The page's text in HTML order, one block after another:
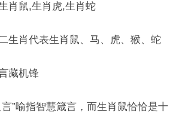
肖鼠,生肖虎,生肖蛇
生肖代表生肖鼠、马、虎、猴、蛇
藏机锋
”喻指智慧箴言，而生肖鼠恰恰是十